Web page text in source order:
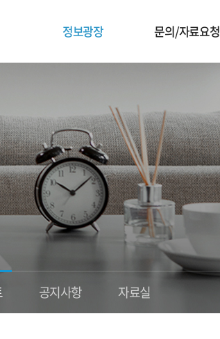
정보광장 문의/자료요청
공지사항 자료실